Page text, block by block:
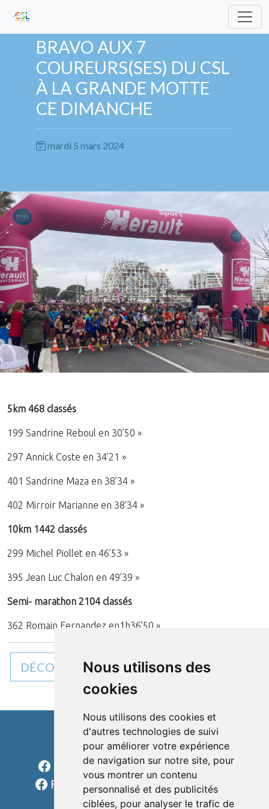
Nous utilisons des
cookies
Nous utilisons des cookies et
d'autres technologies de suivi
pour améliorer votre expérience
de navigation sur notre site, pour
vous montrer un contenu
personnalisé et des publicités
ciblées, pour analyser le trafic de
BRAVO AUX 7
COUREURS(SES) DU CSL
À LA GRANDE MOTTE
CE DIMANCHE
mardi 5 mars 2024
5km 468 classés
199 Sandrine Reboul en 30’50 »
297 Annick Coste en 34’21 »
401 Sandrine Maza en 38’34 »
402 Mirroir Marianne en 38’34 »
10km 1442 classés
299 Michel Piollet en 46’53 »
395 Jean Luc Chalon en 49’39 »
Semi- marathon 2104 classés
362 Romain Fernandez en1h36’50 »
DÉCOUVREZ TOUTES NOS ACTUALITÉS
Cléon d'Andran
Facebook Charols Sports Loisirs
Facebook Les rondes charolaises
formulaire